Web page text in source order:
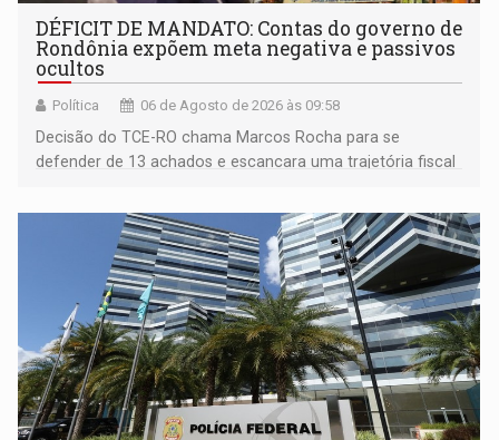
DÉFICIT DE MANDATO: Contas do governo de
Rondônia expõem meta negativa e passivos
ocultos
Política 06 de Agosto de 2026 às 09:58
Decisão do TCE-RO chama Marcos Rocha para se
defender de 13 achados e escancara uma trajetória fiscal
mandato